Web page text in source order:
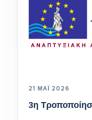
21 ΜΆΙ 2026
3η